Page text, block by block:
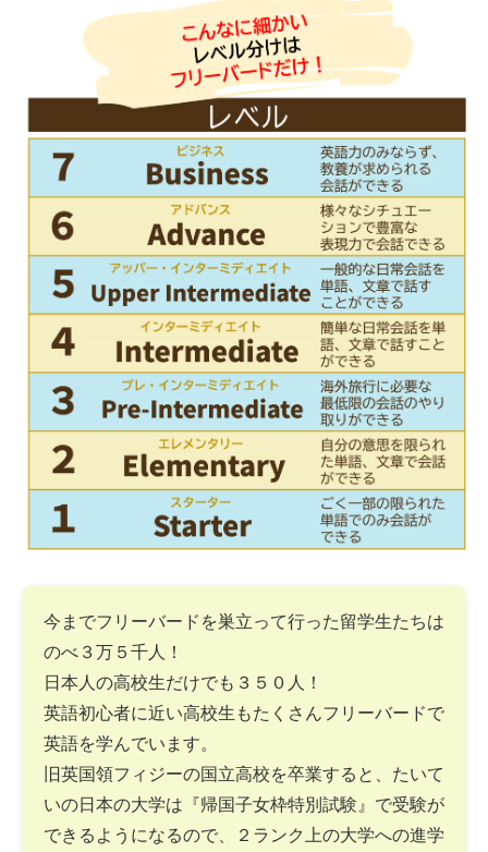
今までフリーバードを巣立って行った留学生たちは
のべ３万５千人！
日本人の高校生だけでも３５０人！
英語初心者に近い高校生もたくさんフリーバードで
英語を学んでいます。
旧英国領フィジーの国立高校を卒業すると、たいて
いの日本の大学は『帰国子女枠特別試験』で受験が
できるようになるので、２ランク上の大学への進学